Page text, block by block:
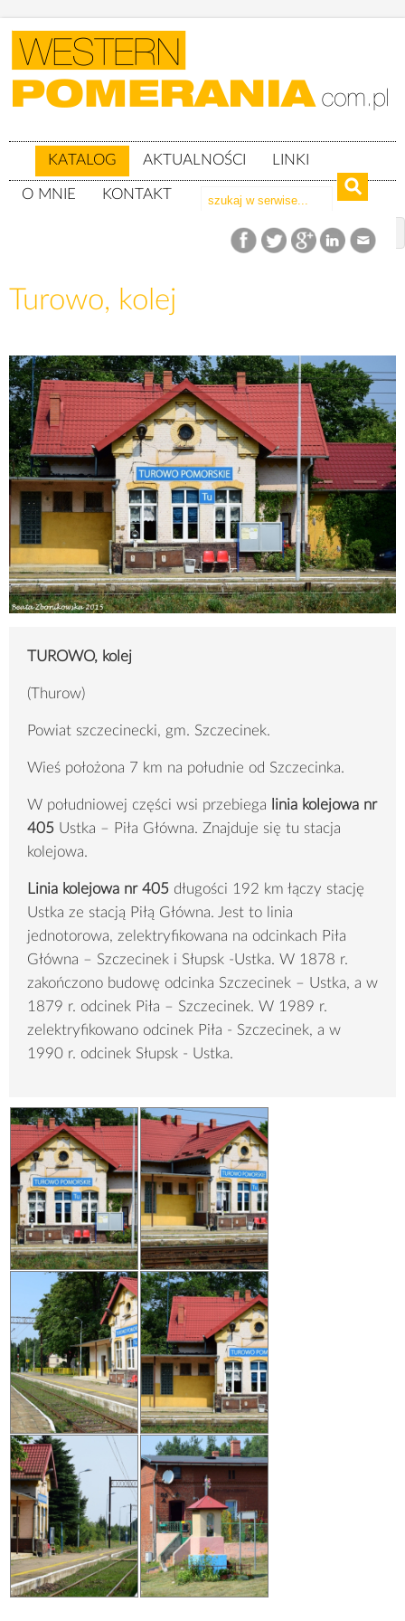
KATALOG AKTUALNOŚCI LINKI
O MNIE KONTAKT
woj. zachodniopomorskie
Turowo, kolej
TUROWO, kolej
(Thurow)
Powiat szczecinecki, gm. Szczecinek.
Wieś położona 7 km na południe od Szczecinka.
W południowej części wsi przebiega
linia kolejowa nr
405 Ustka – Piła Główna. Znajduje się tu stacja
kolejowa.
Linia kolejowa nr 405 długości 192 km łączy stację
Ustka ze stacją Piłą Główna. Jest to linia
jednotorowa, zelektryfikowana na odcinkach Piła
Główna – Szczecinek i Słupsk -Ustka. W 1878 r.
zakończono budowę odcinka Szczecinek – Ustka, a w
1879 r. odcinek Piła – Szczecinek. W 1989 r.
zelektryfikowano odcinek Piła - Szczecinek, a w
1990 r. odcinek Słupsk - Ustka.